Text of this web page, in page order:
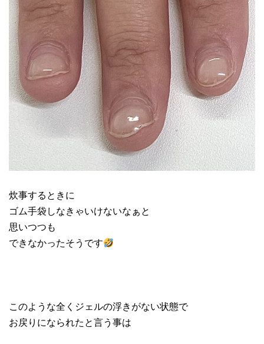
炊事するときに
ゴム手袋しなきゃいけないなぁと
思いつつも
できなかったそうです
このような全くジェルの浮きがない状態で
お戻りになられたと言う事は